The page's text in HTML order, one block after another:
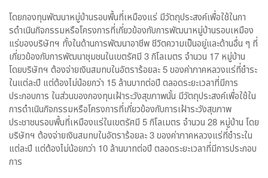
โดยกองทุนพัฒนาหมู่บ้านรอบพื้นที่เหมืองแร่ มีวัตถุประสงค์เพื่อใช้ในกา
รดําเนินกิจกรรมหรือโครงการที่เกี่ยวข้องกับการพัฒนาหมู่บ้านรอบเหมือง
แร่ของบริษัทฯ ทั้งในด้านการพัฒนาอาชีพ ชีวิตความเป็นอยู่และด้านอื่น ๆ ที่
เกี่ยวข้องกับการพัฒนาชุมชนในเขตรัศมี 3 กิโลเมตร จำนวน 17 หมู่บ้าน
โดยบริษัทฯ ต้องจ่ายเงินสมทบในอัตราร้อยละ 5 ของค่าภาคหลวงแร่ที่ชำระ
ในแต่ละปี แต่ต้องไม่น้อยกว่า 15 ล้านบาทต่อปี ตลอดระยะเวลาที่มีการ
ประกอบการ ในส่วนของกองทุนเฝ้าระวังสุขภาพนั้น มีวัตถุประสงค์เพื่อใช้ใน
การดำเนินกิจกรรมหรือโครงการที่เกี่ยวข้องกับการเฝ้าระวังสุขภาพ
ประชาชนรอบพื้นที่เหมืองแร่ในเขตรัศมี 5 กิโลเมตร จำนวน 28 หมู่บ้าน โดย
บริษัทฯ ต้องจ่ายเงินสมทบในอัตราร้อยละ 3 ของค่าภาคหลวงแร่ที่ชำระใน
แต่ละปี แต่ต้องไม่น้อยกว่า 10 ล้านบาทต่อปี ตลอดระยะเวลาที่มีการประกอบ
การ